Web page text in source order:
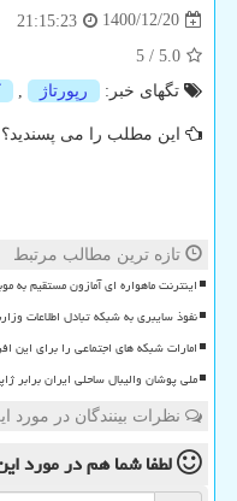
1400/12/20
21:15:23
5.0
/
5
تگهای خبر:
رپورتاژ
این مطلب را می پسندید؟
تازه ترین مطالب مرتبط
اینترنت ماهواره ای آمازون مستقیم به
نفوذ سایبری به شبکه تبادل اطلاعات
امارات شبکه های اجتماعی را برای این
ملی پوشان والیبال ساحلی ایران برابر
نظرات بینندگان در مورد
لطفا شما همدر مورد